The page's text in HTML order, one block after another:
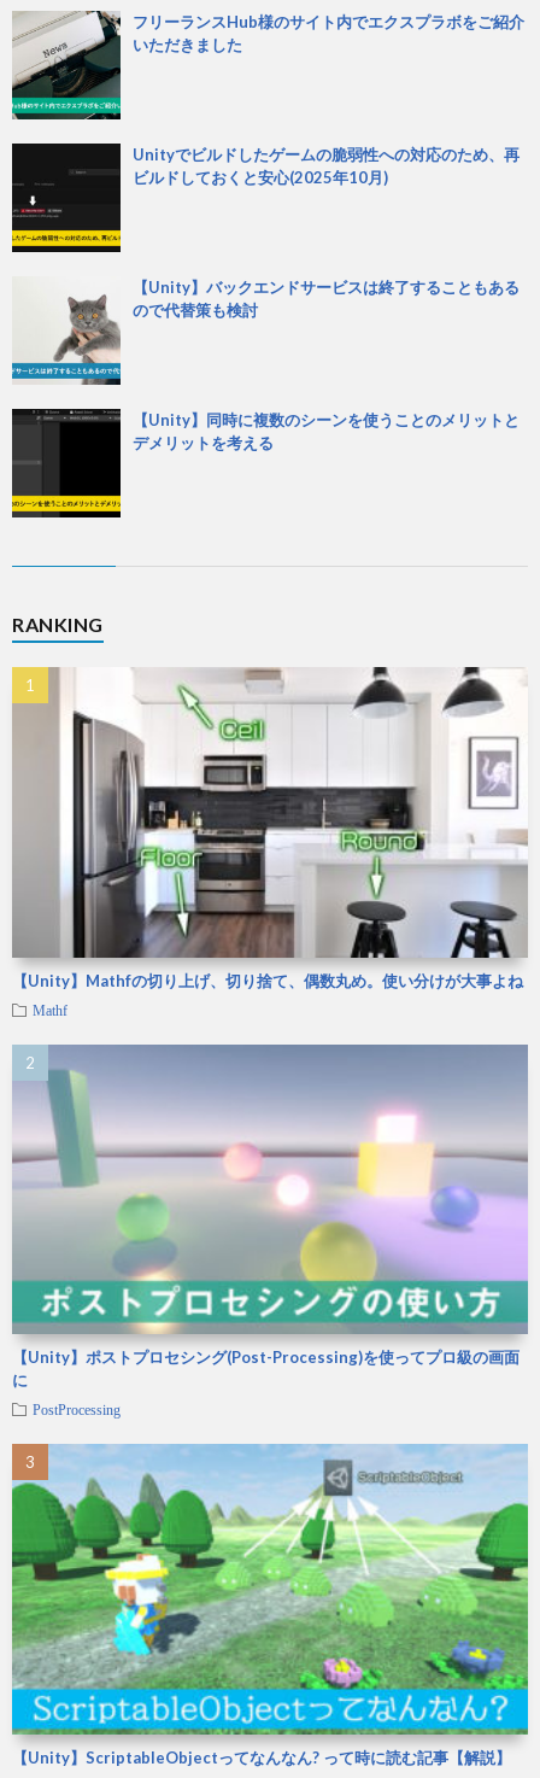
フリーランスHub様のサイト内でエクスプラボをご紹介
いただきました
Unityでビルドしたゲームの脆弱性への対応のため、再
ビルドしておくと安心(2025年10月)
【Unity】バックエンドサービスは終了することもある
ので代替策も検討
【Unity】同時に複数のシーンを使うことのメリットと
デメリットを考える
RANKING
【Unity】Mathfの切り上げ、切り捨て、偶数丸め。使い分けが大事よね
Mathf
【Unity】ポストプロセシング(Post-Processing)を使ってプロ級の画面
に
PostProcessing
【Unity】ScriptableObjectってなんなん? って時に読む記事【解説】